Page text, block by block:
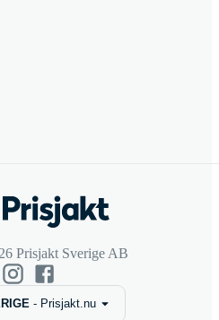
Prisjakt Sverige AB
- Prisjakt.nu